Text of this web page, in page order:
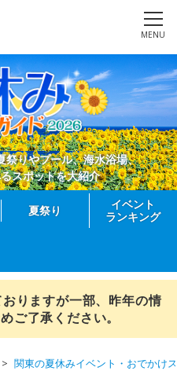
MENU
祭りやプール、海水浴場、
スポットを大紹介
夏祭り
イベント
ランキング
りますが一部、昨年の情
ご了承ください。
関東の夏休みイベント・おでかけ